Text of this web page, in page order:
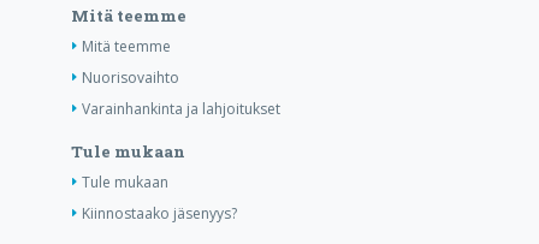
Mitä teemme
Mitä teemme
Nuorisovaihto
Varainhankinta ja lahjoitukset
Tule mukaan
Tule mukaan
Kiinnostaako jäsenyys?